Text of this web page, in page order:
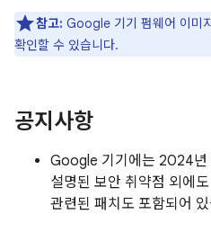
참고: Google 기기 펌웨어 이미
확인할 수 있습니다.
공지사항
Google 기기에는 2024년
설명된 보안 취약점 외에
관련된 패치도 포함되어